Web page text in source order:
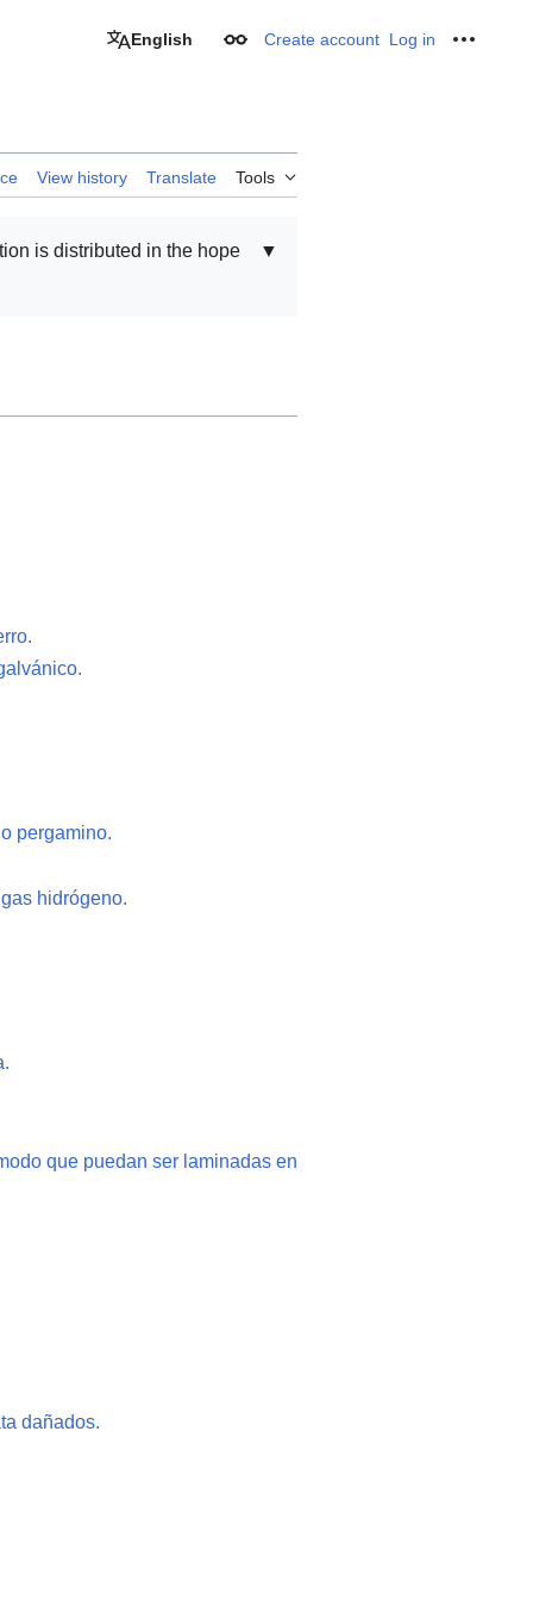
English Appearance
Create account Log in
View history Translate Tools
▼
is distributed in the hope
pergamino.
hidrógeno.
que puedan ser laminadas en
dañados.